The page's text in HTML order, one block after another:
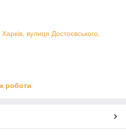
вулиця Достоєвського,
роботи